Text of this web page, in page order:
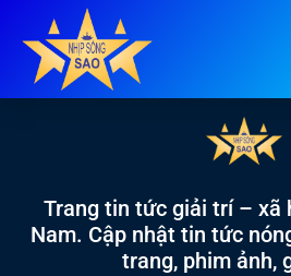
Tag:bóc mẽ
Trang tin tức giải trí – xã
Nam. Cập nhật tin tức
trang, phim ảnh,